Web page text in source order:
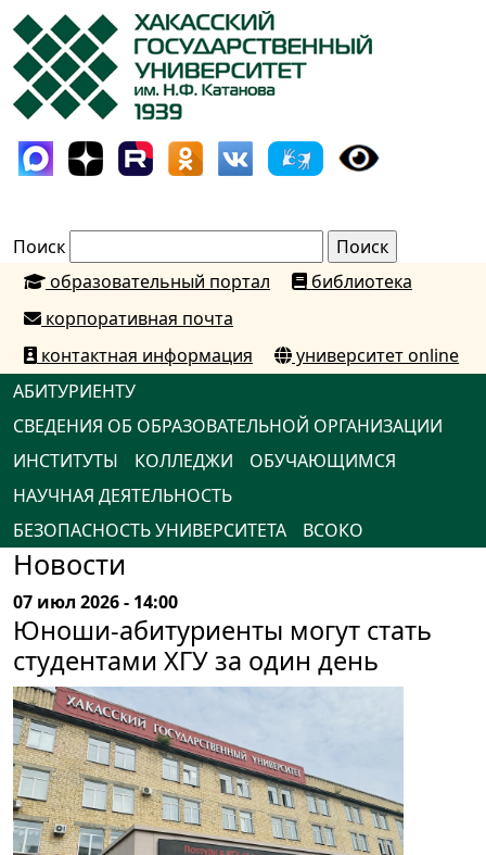
Поиск
образовательный портал
библиотека
корпоративная почта
контактная информация
университет online
АБИТУРИЕНТУ
СВЕДЕНИЯ ОБ ОБРАЗОВАТЕЛЬНОЙ ОРГАНИЗАЦИИ
ИНСТИТУТЫ
КОЛЛЕДЖИ
ОБУЧАЮЩИМСЯ
НАУЧНАЯ ДЕЯТЕЛЬНОСТЬ
БЕЗОПАСНОСТЬ УНИВЕРСИТЕТА
ВСОКО
Новости
07 июл 2026 - 14:00
Юноши-абитуриенты могут стать
студентами ХГУ за один день